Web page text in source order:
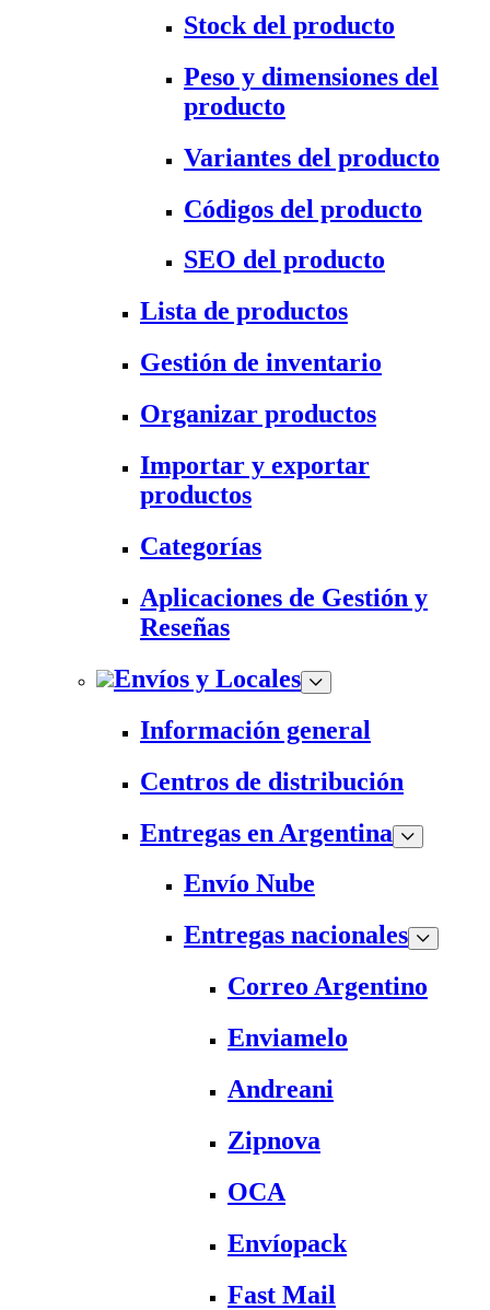
Stock del producto
Peso y dimensiones del
producto
Variantes del producto
Códigos del producto
SEO del producto
Lista de productos
Gestión de inventario
Organizar productos
Importar y exportar
productos
Categorías
Aplicaciones de Gestión y
Reseñas
Envíos y Locales
Información general
Centros de distribución
Entregas en Argentina
Envío Nube
Entregas nacionales
Correo Argentino
Enviamelo
Andreani
Zipnova
OCA
Envíopack
Fast Mail